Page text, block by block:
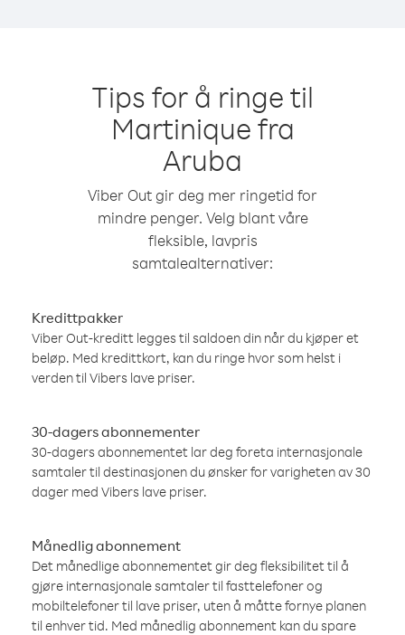
Tips for å ringe til
Martinique fra
Aruba
Viber Out gir deg mer ringetid for
mindre penger. Velg blant våre
fleksible, lavpris
samtalealternativer:
Kredittpakker
Viber Out-kreditt legges til saldoen din når du kjøper et
beløp. Med kredittkort, kan du ringe hvor som helst i
verden til Vibers lave priser.
30-dagers abonnementer
30-dagers abonnementet lar deg foreta internasjonale
samtaler til destinasjonen du ønsker for varigheten av 30
dager med Vibers lave priser.
Månedlig abonnement
Det månedlige abonnementet gir deg fleksibilitet til å
gjøre internasjonale samtaler til fasttelefoner og
mobiltelefoner til lave priser, uten å måtte fornye planen
til enhver tid. Med månedlig abonnement kan du spare